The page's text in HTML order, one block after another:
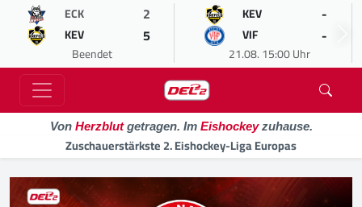
ECK 2
KEV 5
Beendet
KEV -
VIF -
21.08. 15:00 Uhr
Von Herzblutgetragen. Im Eishockeyzuhause.
Zuschauerstärkste 2. Eishockey-Liga Europas